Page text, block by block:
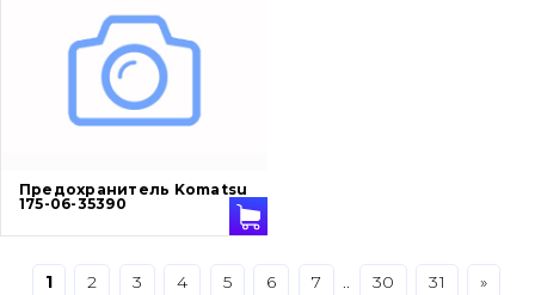
Трансмиссия
Рама и кузов
Буровой инструмент
Предохранитель Komatsu
175-06-35390
1 2 3 4 5 6 7 30 31 »